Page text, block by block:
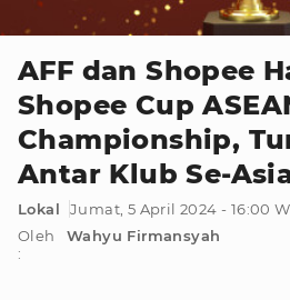
AFF dan Shopee
Shopee Cup
Championship,
Antar Klub Se-
Lokal
Jumat, 5 April 2024 - 16:00
Oleh
:
Wahyu Firmansyah